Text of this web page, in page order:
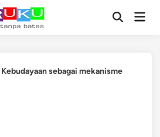
OpenMain
Kebudayaan sebagai mekanisme